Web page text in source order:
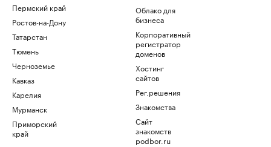
Пермский край
Ростов-на-Дону
Татарстан
Тюмень
Черноземье
Кавказ
Карелия
Мурманск
Приморский
край
Облако для
бизнеса
Корпоративный
регистратор
доменов
Хостинг
сайтов
Рег.решения
Знакомства
Сайт
знакомств
podbor.ru